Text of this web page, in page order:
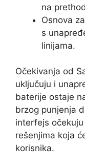
na
Osnova
s
linijama.
Očekivanja od
uključuju i
baterije ostaje
brzog punjenja
interfejs
rešenjima koja
korisnika.